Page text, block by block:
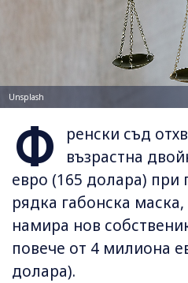
Unsplash
Ф
ренски съд
възрастна
евро (165 долара) при
рядка габонска
намира нов
повече от 4 милиона
долара).